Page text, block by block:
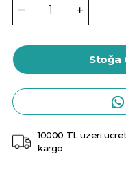
Stoğa
10000 TL üzeri
kargo